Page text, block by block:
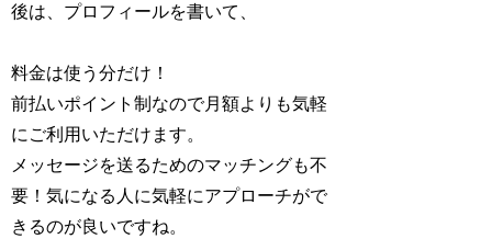
後は、プロフィールを書いて、
料金は使う分だけ！
前払いポイント制なので月額よりも気軽
にご利用いただけます。
メッセージを送るためのマッチングも不
要！気になる人に気軽にアプローチがで
きるのが良いですね。